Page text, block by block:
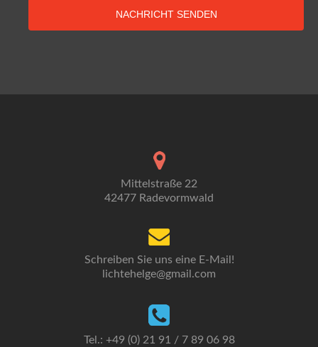
NACHRICHT SENDEN
Mittelstraße 22
42477 Radevormwald
Schreiben Sie uns eine E-Mail!
lichtehelge@gmail.com
Tel.: +49 (0) 21 91 / 7 89 06 98